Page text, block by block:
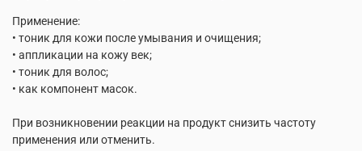
Применение:
• тоник для кожи после умывания и очищения;
• аппликации на кожу век;
• тоник для волос;
• как компонент масок.
При возникновении реакции на продукт снизить частоту
применения или отменить.